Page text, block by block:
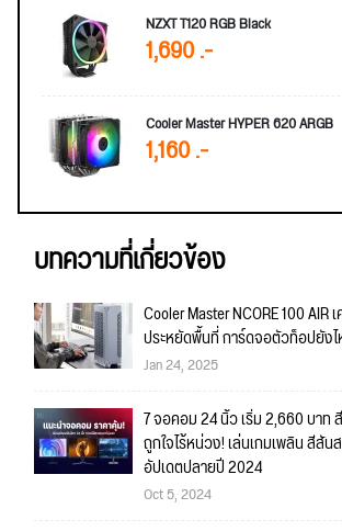
NZXT T120 RGB Black
1,690 .-
Cooler Master HYPER 620 ARGB
1,160 .-
บทความที่เกี่ยวข้อง
Cooler Master NCORE 100 AIR
ประหยัดพื้นที่ การ์ดจอตัวท็อปยัง
Jan 24, 2025
7 จอคอม 24 นิ้ว เริ่ม 2,660 บาท
ถูกใจไร้หน่วง! เล่นเกมเพลิน สีสั
อัปเดตปลายปี 2024
Oct 5, 2024